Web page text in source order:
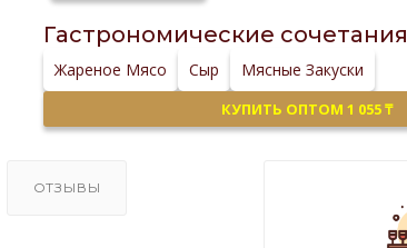
Гастрономические сочетания
Жареное Мясо Сыр Мясные Закуски
КУПИТЬ ОПТОМ 1 055 ₸
ОТЗЫВЫ